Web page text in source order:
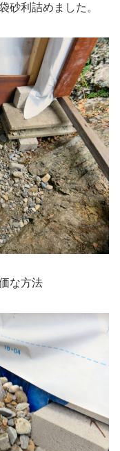
砂利詰めました。
な方法